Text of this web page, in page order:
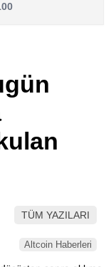
Youtube
TÜM YAZILARI
Altcoin Haberleri